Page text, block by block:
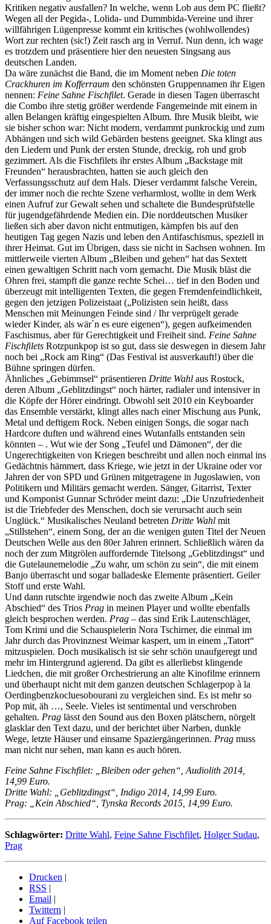
Kritiken negativ ausfallen? In welche, wenn Lob aus dem PC fließt?
Wegen all der Pegida-, Lolida- und Dummbida-Vereine und ihrer
willfährigen Lügenpresse kommt ein kritisches (wohlwollendes)
Wort zur rechten (sic!) Zeit rasch arg in Verruf. Nun denn, ich wage
es trotzdem und präsentiere hier den neuesten Singsang aus
deutschen Landen.
Da wäre zunächst die Band, die im Moment neben Die toten
Crackhuren im Kofferraum den schönsten Gruppennamen ihr Eigen
nennen: Feine Sahne Fischfilet. Gerade in diesen Tagen überrascht
die Combo ihre stetig größer werdende Fangemeinde mit einem in
allen Belangen kräftig eingespielten Album. Ihre Musik bleibt, wie
sie bisher schon war: Nicht modern, verdammt punkrockig und zum
Abhängen und sich wild Gebärden bestens geeignet. Ska klingt aus
den Liedern und Punk der ersten Stunde, dreckig, roh und grob
gezimmert. Als die Fischfilets ihr erstes Album „Backstage mit
Freunden“ herausbrachten, hatten sie auch gleich den
Verfassungsschutz auf dem Hals. Dieser verdammt falsche Verein,
der immer noch die rechte Szene verharmlost, wollte in dem Werk
einen Aufruf zur Gewalt sehen und schaltete die Bundesprüfstelle
für jugendgefährdende Medien ein. Die norddeutschen Musiker
ließen sich aber davon nicht entmutigen, kämpfen bis auf den
heutigen Tag gegen Nazis und leben den Antifaschismus, speziell in
ihrer Heimat. Gut im Übrigen, dass sie nicht in Sachsen wohnen. Im
mittlerweile vierten Album „Bleiben und gehen“ hat das Sextett
einen gewaltigen Schritt nach vorn gemacht. Die Musik bläst die
Ohren frei, stampft die ganze rechte Schei… tief in den Boden und
überzeugt mit intelligenten Texten, die gegen Fremdenfeindlichkeit,
gegen den jetzigen Polizeistaat („Polizisten sein heißt, dass
Menschen mit Meinungen Feinde sind / Ihr verprügelt gerade
wieder Kinder, als wär`n es eure eigenen“), gegen aufkeimenden
Faschismus, aber für Gerechtigkeit und Freiheit sind. Feine Sahne
Fischfilets Rotzpunkpop ist so gut, dass sie deswegen in diesem Jahr
noch bei „Rock am Ring“ (Das Festival ist ausverkauft!) über die
Bühne springen dürfen.
Ähnliches „Gebimmsel“ präsentieren Dritte Wahl aus Rostock,
deren Album „Geblitzdingst“ noch härter, radialer und intensiver in
die Köpfe der Hörer eindringt. Obwohl seit 2010 ein Keyboarder
das Ensemble verstärkt, klingt alles nach einer Mischung aus Punk,
Metal und deftigem Rock. Neben einigen Songs, die sogar nach
Hardcore duften und während eines Wutanfalls entstanden sein
könnten – . Wut wie der Song „Teufel und Dämonen“, der die
Ungerechtigkeiten von Kriegen beschreibt und allen noch einmal ins
Gedächtnis hämmert, dass Kriege, wie jetzt in der Ukraine oder vor
Jahren der von SPD und Grünen mitgetragene in Jugoslawien, von
Politikern und Militärs gemacht werden. Sänger, Gitarrist, Texter
und Komponist Gunnar Schröder meint dazu: „Die Unzufriedenheit
ist die Triebfeder des Menschen, doch sie verursacht auch sein
Unglück.“ Musikalisches Neuland betreten Dritte Wahl mit
„Stillstehen“, einem Song, der an die wenigen guten Titel der Neuen
Deutschen Welle aus den 80er Jahren erinnert. Schließlich wären da
noch der zum Mitgrölen auffordernde Titelsong „Geblitzdingst“ und
die Gutelaunemelodie „Zu wahr, um schön zu sein“, die mit einem
Banjo überrascht und sogar balladeske Elemente präsentiert. Geiler
Stoff und erste Wahl.
Und dann rutschte irgendwie noch das zweite Album „Kein
Abschied“ des Trios Prag in meinen Player und wollte ebenfalls
gleich besprochen werden. Prag – das sind Erik Lautenschläger,
Tom Krimi und die Schauspielerin Nora Tschirner, die einmal im
Jahr durch das Provinznest Weimar kaspert, um in einem „Tatort“
mitzuspielen. Doch musikalisch ist sie sehr schön unaufgeregt und
mehr im Hintergrund agierend. Da gibt es allerliebst klingende
Liedchen, die mit großer Orchestrierung an alte Kinofilme erinnern
und überhaupt nicht mit dem ganzen deutschen Schlagerpop à la
Oerdingbenzkocluesobourani zu vergleichen sind. Es ist mehr so
Pop mit, äh …, Seele. Vieles ist sentimental und verschroben
gehalten. Prag lässt den Sound aus den Boxen plätschern, nörgelt
glasklar den Text dazu, und der berichtet über Narben, dunkle
Wege, letzte Häuser und einsame Spaziergängerinnen. Prag muss
man nicht nur sehen, man kann es auch hören.
Feine Sahne Fischfilet: „Bleiben oder gehen“, Audiolith 2014,
14,99 Euro.
Dritte Wahl: „Geblitzdingst“, Indigo 2014, 14,99 Euro.
Prag: „Kein Abschied“, Tynska Records 2015, 14,99 Euro.
Schlagwörter: Dritte Wahl, Feine Sahne Fischfilet, Holger Sudau,
Prag
Drucken |
RSS |
Email |
Twittern |
Auf Facebook teilen